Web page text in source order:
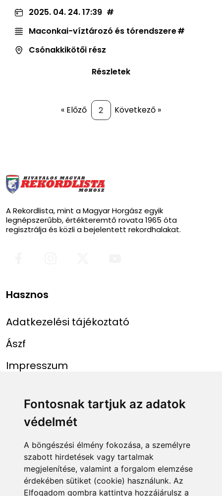
Fontosnak tartjuk az adatok
védelmét
A böngészési élmény fokozása, a személyre
szabott hirdetések vagy tartalmak
megjelenítése, valamint a forgalom elemzése
érdekében sütiket (cookie) használunk. Az
Elfogadom gombra kattintva hozzájárulsz a
2025. 04. 24. 17:39
Maconkai-víztározó és tórendszere
Csónakkikötői rész
Részletek
« Előző Következő »
A Rekordlista, mint a Magyar Horgász egyik
legnépszerűbb, értékteremtő rovata 1965 óta
regisztrálja és közli a bejelentett rekordhalakat.
Hasznos
Adatkezelési tájékoztató
Ászf
Impresszum
Menü
Főoldal
Rekordlista
Abszolút rekordlista
Rekord bejelentése
Linkek
mohosz.hu
horgaszjegy.hu